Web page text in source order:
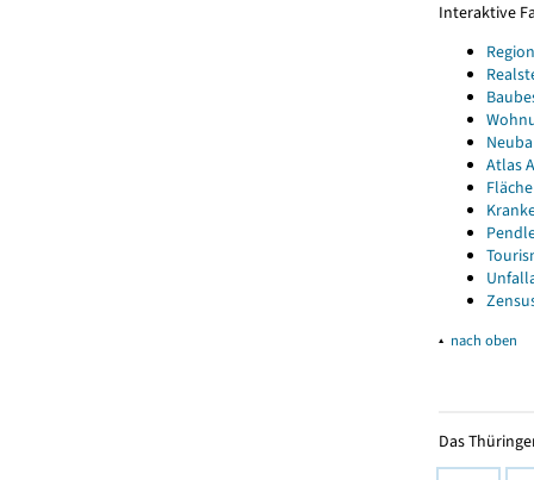
Interaktive
Atlas
▴ nach oben
Das